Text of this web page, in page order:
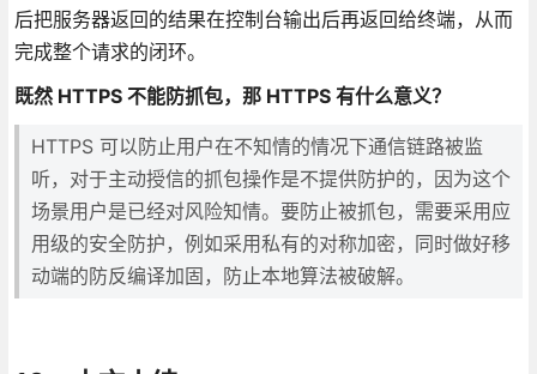
后把服务器返回的结果在控制台输出后再返回给终端，从而
完成整个请求的闭环。
既然 HTTPS 不能防抓包，那 HTTPS 有什么意义？
HTTPS 可以防止用户在不知情的情况下通信链路被监
听，对于主动授信的抓包操作是不提供防护的，因为这个
场景用户是已经对风险知情。要防止被抓包，需要采用应
用级的安全防护，例如采用私有的对称加密，同时做好移
动端的防反编译加固，防止本地算法被破解。